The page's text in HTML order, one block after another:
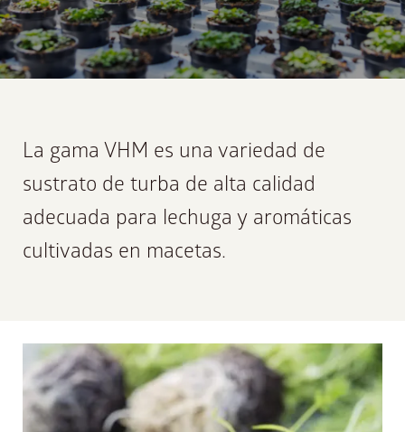
La gama VHM es una variedad de
sustrato de turba de alta calidad
adecuada para lechuga y aromáticas
cultivadas en macetas.